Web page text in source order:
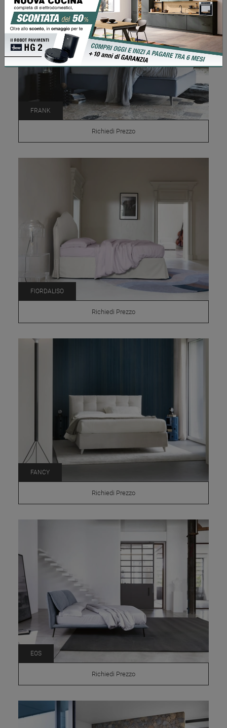
FRANK
Richiedi Prezzo
FIORDALISO
Richiedi Prezzo
FANCY
Richiedi Prezzo
EOS
Richiedi Prezzo